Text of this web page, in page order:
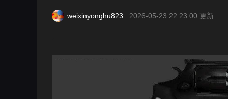
weixinyonghu823 2026-05-23 22:23:00 更新